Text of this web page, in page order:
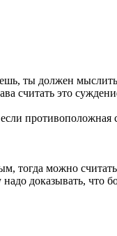
ты должен
считать это
противоположная
тогда можно
доказывать, что